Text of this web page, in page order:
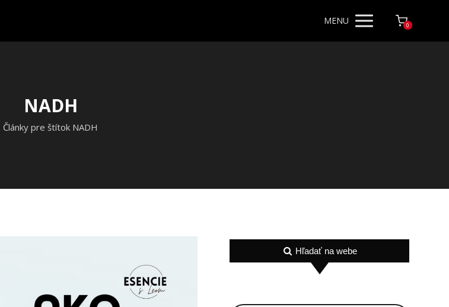
MENU 0
NADH
Články pre štítok NADH
Hľadať na webe